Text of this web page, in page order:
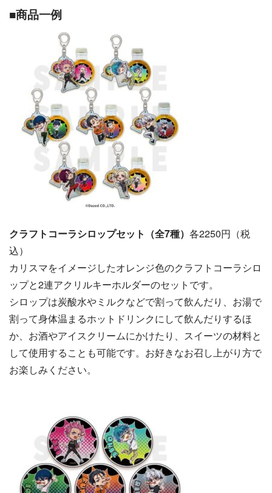
■商品一例
クラフトコーラシロップセット（全7種） 各2250円（税
込）
カリスマをイメージしたオレンジ色のクラフトコーラシロ
ップと2連アクリルキーホルダーのセットです。
シロップは炭酸水やミルクなどで割って飲んだり、お湯で
割って身体温まるホットドリンクにして飲んだりするほ
か、お酒やアイスクリームにかけたり、スイーツの材料と
して使用することも可能です。お好きなお召し上がり方で
お楽しみください。